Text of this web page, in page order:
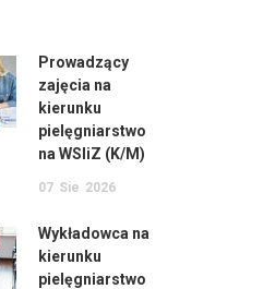
Prowadzący
zajęcia na
kierunku
pielęgniarstwo
na WSIiZ (K/M)
07 Sie 2026
Wykładowca na
kierunku
pielęgniarstwo